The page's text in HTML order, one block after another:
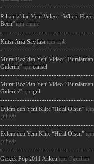
Rihanna’dan Yeni Video : “Where Have
Been” için emine
Kutsi Ana Sayfası için aşık
Murat Boz’dan Yeni Video: “Buralardan
Giderim” için cansel
Murat Boz’dan Yeni Video: “Buralardan
Giderim” için gul
Eylem’den Yeni Klip: “Helal Olsun” için
şuheda
Eylem’den Yeni Klip: “Helal Olsun” için
şuheda
Gerçek Pop 2011 Anketi için Oğuzhan